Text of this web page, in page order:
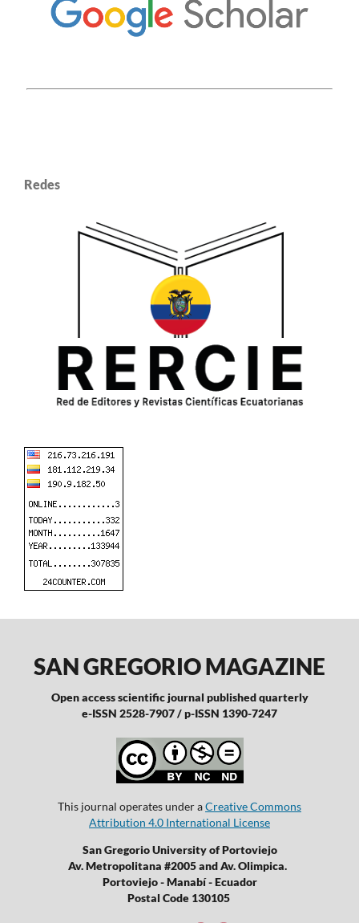
Redes
SAN GREGORIO MAGAZINE
Open access scientific journal published quarterly
e-ISSN 2528-7907 / p-ISSN 1390-7247
This journal operates under aCreative Commons
Attribution 4.0 International License
San Gregorio University of Portoviejo
Av. Metropolitana #2005 and Av. Olimpica.
Portoviejo - Manabí - Ecuador
Postal Code 130105